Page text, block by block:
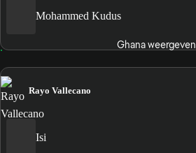
Mohammed Kudus
Ghana weergeven
Rayo Vallecano
Isi